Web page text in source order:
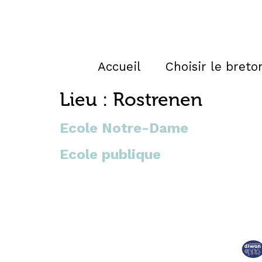
Accueil Choisir le
Lieu : Rostrenen
Ecole Notre-Dame
Ecole publique